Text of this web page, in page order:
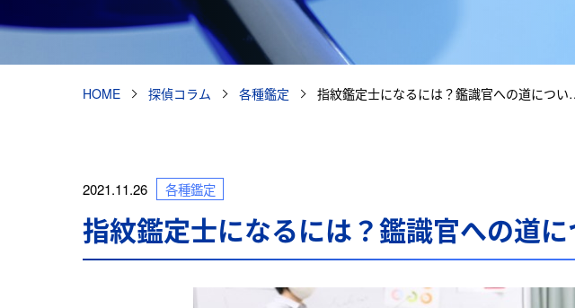
HOME 探偵コラム 各種鑑定 指紋鑑定士になるには？鑑識官への道につ
2021.11.26 各種鑑定
指紋鑑定士になるには？鑑識官への道